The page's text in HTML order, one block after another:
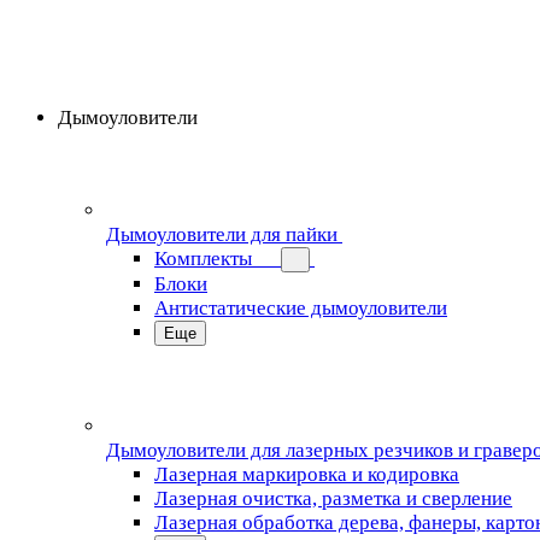
Дымоуловители
Дымоуловители для пайки
Комплекты
Блоки
Антистатические дымоуловители
Еще
Дымоуловители для лазерных резчиков и
Лазерная маркировка и кодировка
Лазерная очистка, разметка и сверление
Лазерная обработка дерева, фанеры,